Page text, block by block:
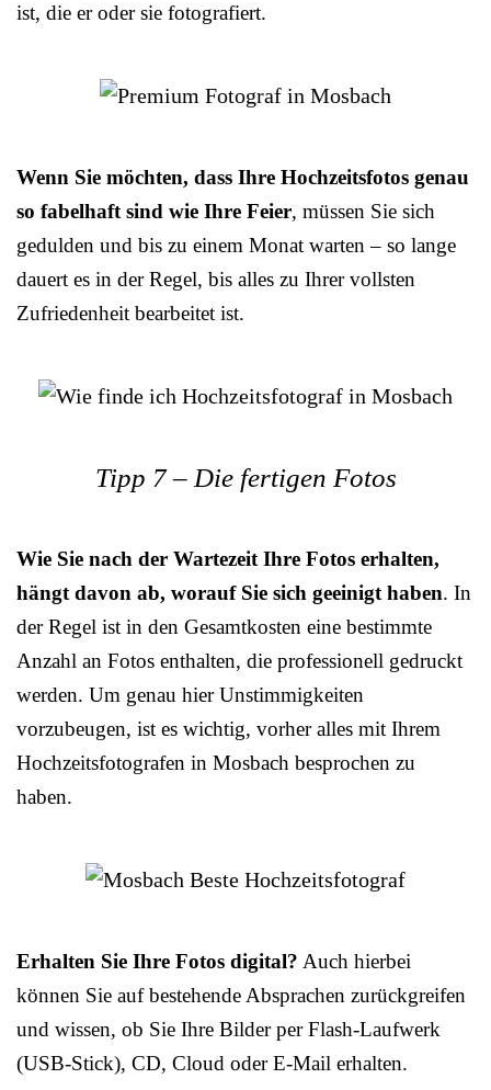
ist, die er oder sie fotografiert.
Wenn Sie möchten, dass Ihre Hochzeitsfotos genau
so fabelhaft sind wie Ihre Feier, müssen Sie sich
gedulden und bis zu einem Monat warten – so lange
dauert es in der Regel, bis alles zu Ihrer vollsten
Zufriedenheit bearbeitet ist.
Tipp 7 – Die fertigen Fotos
Wie Sie nach der Wartezeit Ihre Fotos erhalten,
hängt davon ab, worauf Sie sich geeinigt haben. In
der Regel ist in den Gesamtkosten eine bestimmte
Anzahl an Fotos enthalten, die professionell gedruckt
werden. Um genau hier Unstimmigkeiten
vorzubeugen, ist es wichtig, vorher alles mit Ihrem
Hochzeitsfotografen in Mosbach besprochen zu
haben.
Erhalten Sie Ihre Fotos digital? Auch hierbei
können Sie auf bestehende Absprachen zurückgreifen
und wissen, ob Sie Ihre Bilder per Flash-Laufwerk
(USB-Stick), CD, Cloud oder E-Mail erhalten.